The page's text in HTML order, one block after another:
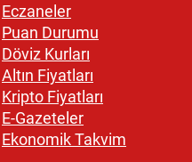
Eczaneler
Puan Durumu
Döviz Kurları
Altın Fiyatları
Kripto Fiyatları
E-Gazeteler
Ekonomik Takvim